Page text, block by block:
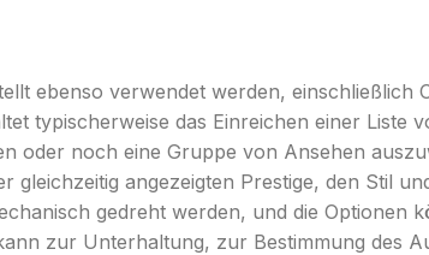
ebenso verwendet werden, einschließlich
typischerweise das Einreichen einer Liste
oder noch eine Gruppe von Ansehen
gleichzeitig angezeigten Prestige, den Stil
gedreht werden, und die Optionen
zur Unterhaltung, zur Bestimmung des